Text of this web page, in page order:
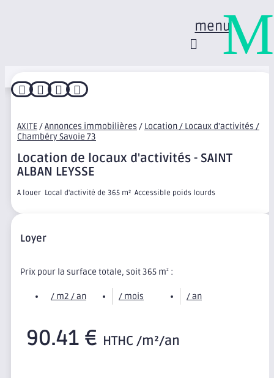
menu
   
AXITE/Annonces immobilières / Location / Locaux d'activités /
Chambéry Savoie 73
Location de locaux d'activités - SAINT
ALBAN LEYSSE
A louer  Local d'activité de 365 m²  Accessible poids lourds
Loyer
Prix pour la surface totale, soit 365 m2 :
/ m2 / an / mois / an
90.41 € HTHC /m²/an
M